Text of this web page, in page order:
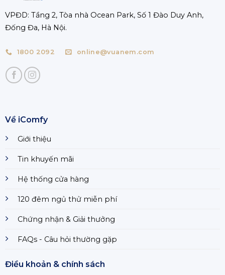
VPĐD: Tầng 2, Tòa nhà Ocean Park, Số 1 Đào Duy Anh,
Đống Đa, Hà Nội.
1800 2092 online@vuanem.com
Về iComfy
Giới thiệu
Tin khuyến mãi
Hệ thống cửa hàng
120 đêm ngủ thử miễn phí
Chứng nhận & Giải thưởng
FAQs - Câu hỏi thường gặp
Điều khoản & chính sách